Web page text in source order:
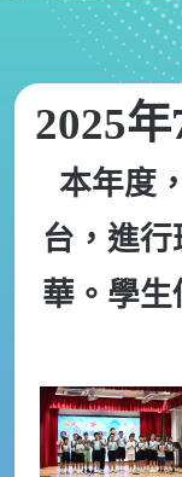
2025
本年度
台，進
華。學